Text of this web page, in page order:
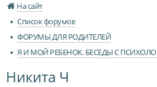
На сайт
Список форумов
ФОРУМЫ ДЛЯ РОДИТЕЛЕЙ
Я И МОЙ РЕБЕНОК. БЕСЕДЫ С
Никита Ч